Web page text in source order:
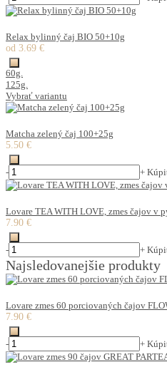
Relax bylinný čaj BIO 50+10g
od 3.69 €
60g.
125g.
Vybrať variantu
Matcha zelený čaj 100+25g
5.50 €
- +
Lovare TEA WITH LOVE, zmes čajov v
7.90 €
- +
Najsledovanejšie produkty
Lovare zmes 60 porciovaných čajov
7.90 €
- +